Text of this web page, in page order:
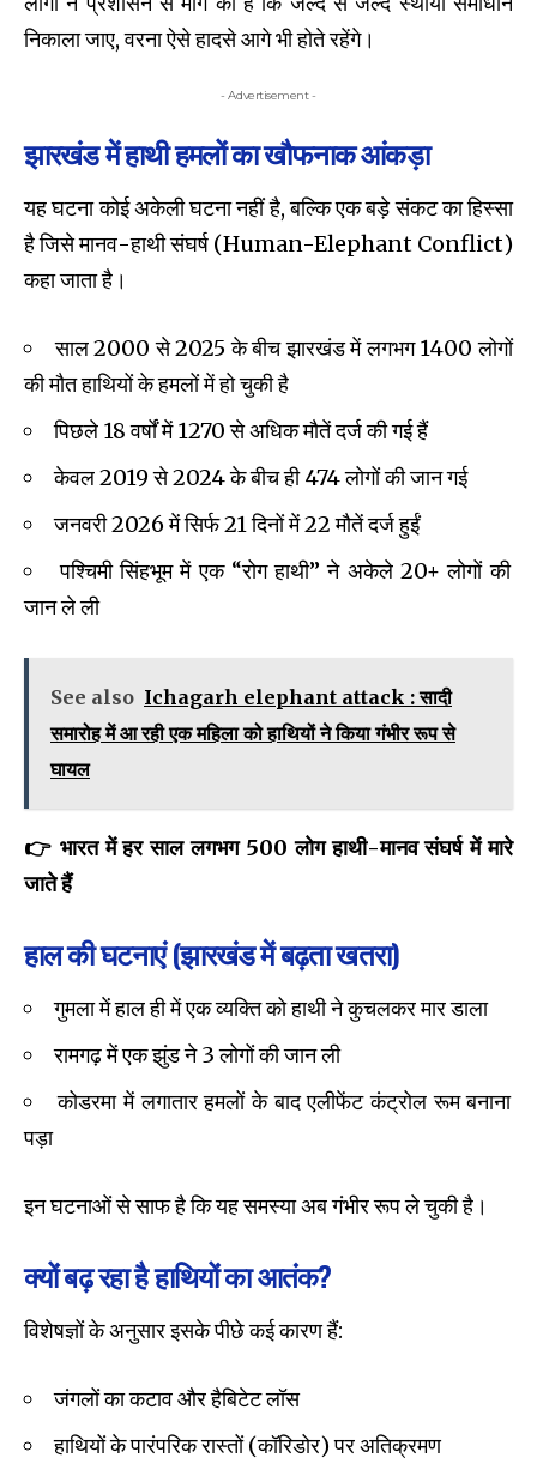
निकाला जाए, वरना ऐसे हादसे आगे भी होते रहेंगे।
- Advertisement -
झारखंड में हाथी हमलों का खौफनाक आंकड़ा
यह घटना कोई अकेली घटना नहीं है, बल्कि एक बड़े संकट का हिस्सा
है जिसे मानव-हाथी संघर्ष (Human-Elephant Conflict)
कहा जाता है।
साल 2000 से 2025 के बीच झारखंड में लगभग 1400 लोगों
की मौत हाथियों के हमलों में हो चुकी है
पिछले 18 वर्षों में 1270 से अधिक मौतें दर्ज की गई हैं
केवल 2019 से 2024 के बीच ही 474 लोगों की जान गई
जनवरी 2026 में सिर्फ 21 दिनों में 22 मौतें दर्ज हुईं
पश्चिमी सिंहभूम में एक “रोग हाथी” ने अकेले 20+ लोगों की
जान ले ली
See also Ichagarh elephant attack : सादी
समारोह में आ रही एक महिला को हाथियों ने किया गंभीर रूप से
घायल
👉 भारत में हर साल लगभग 500 लोग हाथी-मानव संघर्ष में मारे
जाते हैं
हाल की घटनाएं (झारखंड में बढ़ता खतरा)
गुमला में हाल ही में एक व्यक्ति को हाथी ने कुचलकर मार डाला
रामगढ़ में एक झुंड ने 3 लोगों की जान ली
कोडरमा में लगातार हमलों के बाद एलीफेंट कंट्रोल रूम बनाना
पड़ा
इन घटनाओं से साफ है कि यह समस्या अब गंभीर रूप ले चुकी है।
क्यों बढ़ रहा है हाथियों का आतंक?
विशेषज्ञों के अनुसार इसके पीछे कई कारण हैं:
जंगलों का कटाव और हैबिटेट लॉस
हाथियों के पारंपरिक रास्तों (कॉरिडोर) पर अतिक्रमण